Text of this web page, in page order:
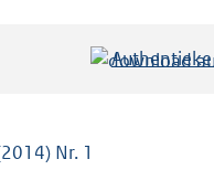
Authentieke
Nr. 1